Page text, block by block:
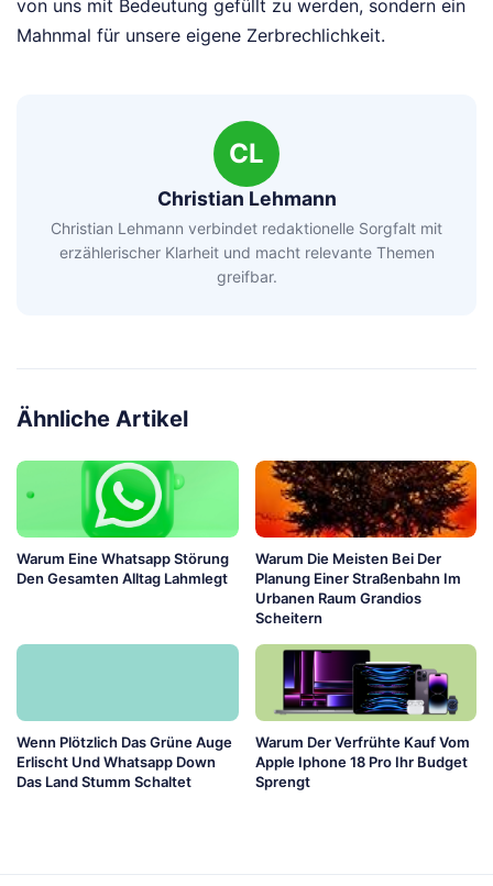
von uns mit Bedeutung gefüllt zu werden, sondern ein
Mahnmal für unsere eigene Zerbrechlichkeit.
CL
Christian Lehmann
Christian Lehmann verbindet redaktionelle Sorgfalt mit
erzählerischer Klarheit und macht relevante Themen
greifbar.
Ähnliche Artikel
Warum Eine Whatsapp Störung
Den Gesamten Alltag Lahmlegt
Warum Die Meisten Bei Der
Planung Einer Straßenbahn Im
Urbanen Raum Grandios
Scheitern
Wenn Plötzlich Das Grüne Auge
Erlischt Und Whatsapp Down
Das Land Stumm Schaltet
Warum Der Verfrühte Kauf Vom
Apple Iphone 18 Pro Ihr Budget
Sprengt